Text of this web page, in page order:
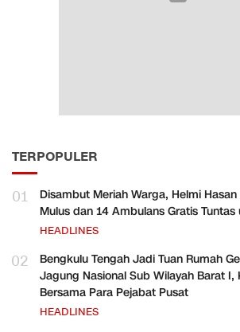
TERPOPULER
01
Disambut Meriah Warga, Helmi
Mulus dan 14 Ambulans Gratis
HEADLINES
02
Bengkulu Tengah Jadi Tuan Rumah
Jagung Nasional Sub Wilayah Barat I,
Bersama Para Pejabat Pusat
HEADLINES